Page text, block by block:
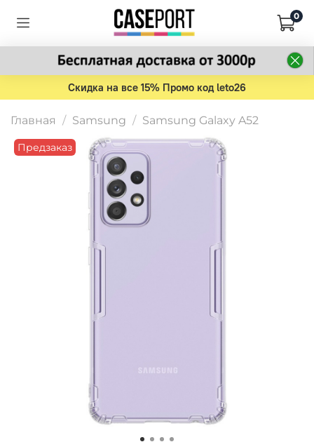
0
Скидка на все 15% Промо код leto26
Главная Samsung Samsung Galaxy A52
Предзаказ